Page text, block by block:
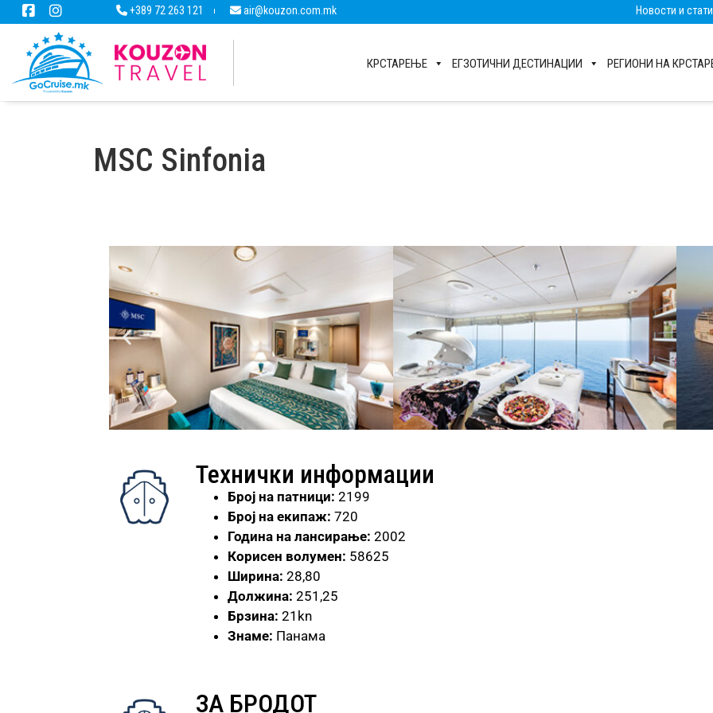
+389 72 263 121 air@kouzon.com.mk Новости и
КРСТАРЕЊЕ ЕГЗОТИЧНИ ДЕСТИНАЦИИ РЕГИОНИ НА
MSC Sinfonia
Технички информации
Број на патници: 2199
Број на екипаж: 720
Година на лансирање: 2002
Корисен волумен: 58625
Ширина: 28,80
Должина: 251,25
Брзина: 21kn
Знаме: Панама
ЗА БРОДОТ